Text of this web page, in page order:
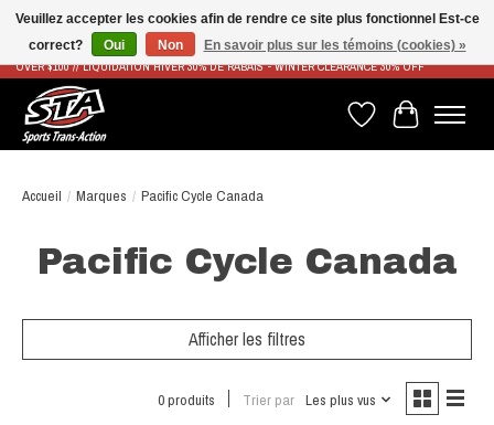
LIVRAISON RAPIDE ET GRATUITE À PARTIR DE 100$ - FAST & FREE SHIPPING ON ORDERS
OVER $100 // LIQUIDATION HIVER 30% DE RABAIS - WINTER CLEARANCE 30% OFF
Liste de souhaits
Panier
Accueil / Marques / Pacific Cycle Canada
Pacific Cycle Canada
Afficher les filtres
0 produits Trier par Les plus vus
Veuillez accepter les cookies afin de rendre ce site plus fonctionnel Est-ce
correct?
Oui Non En savoir plus sur les témoins (cookies) »